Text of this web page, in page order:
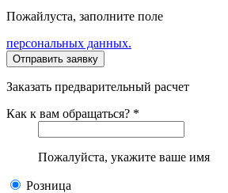
Пожайлуста, заполните поле
персональных данных.
Заказать предварительный расчет
Как к вам обращаться? *
Пожалуйста, укажите ваше имя
Розница